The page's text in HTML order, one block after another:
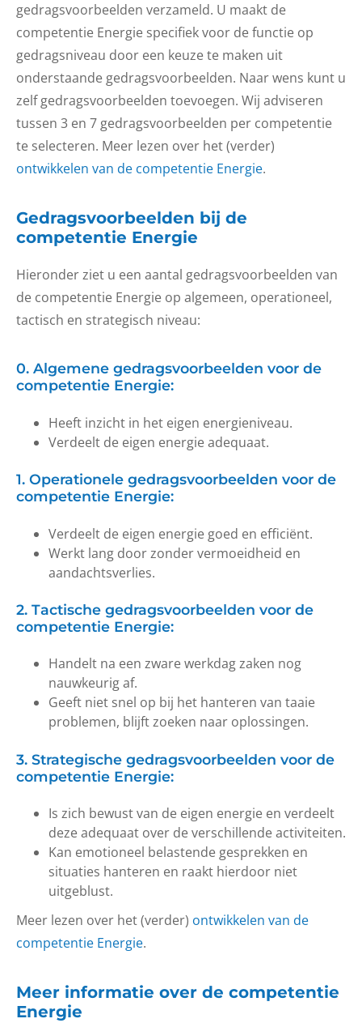
gedragsvoorbeelden verzameld. U maakt de
competentie Energie specifiek voor de functie op
gedragsniveau door een keuze te maken uit
onderstaande gedragsvoorbeelden. Naar wens kunt u
zelf gedragsvoorbeelden toevoegen. Wij adviseren
tussen 3 en 7 gedragsvoorbeelden per competentie
te selecteren. Meer lezen over het (verder)
ontwikkelen van de competentie Energie.
Gedragsvoorbeelden bij de
competentie Energie
Hieronder ziet u een aantal gedragsvoorbeelden van
de competentie Energie op algemeen, operationeel,
tactisch en strategisch niveau:
0. Algemene gedragsvoorbeelden voor de
competentie Energie:
Heeft inzicht in het eigen energieniveau.
Verdeelt de eigen energie adequaat.
1. Operationele gedragsvoorbeelden voor de
competentie Energie:
Verdeelt de eigen energie goed en efficiënt.
Werkt lang door zonder vermoeidheid en
aandachtsverlies.
2. Tactische gedragsvoorbeelden voor de
competentie Energie:
Handelt na een zware werkdag zaken nog
nauwkeurig af.
Geeft niet snel op bij het hanteren van taaie
problemen, blijft zoeken naar oplossingen.
3. Strategische gedragsvoorbeelden voor de
competentie Energie:
Is zich bewust van de eigen energie en verdeelt
deze adequaat over de verschillende activiteiten.
Kan emotioneel belastende gesprekken en
situaties hanteren en raakt hierdoor niet
uitgeblust.
Meer lezen over het (verder) ontwikkelen van de
competentie Energie.
Meer informatie over de competentie
Energie